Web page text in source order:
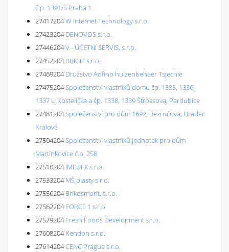
č.p. 1391/5 Praha 1
27417204W Internet Technology s.r.o.
27423204 DENOVOS s.r.o.
27446204V - ÚČETNÍ SERVIS, s.r.o.
27452204 BRIGIT s.r.o.
27469204 Družstvo Adfino huizenbeheer Tsjechië
27475204Společenství vlastníků domu čp. 1335, 1336,
1337 U Kostelíčka a čp. 1338, 1339 Štrossova, Pardubice
27481204Společenství pro dům 1692, Bezručova, Hradec
Králové
27504204Společenství vlastníků jednotek pro dům
Martínkovice č.p. 258
27510204 IMEDEX s.r.o.
27533204 MŠ plasty s.r.o.
27556204 Brikosmont, s.r.o.
27562204 FORCE 1 s.r.o.
27579204 Fresh Foods Development s.r.o.
27608204 Kendon s.r.o.
27614204CENC Prague s.r.o.